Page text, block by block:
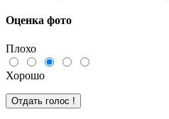
Оценка фото
Плохо
Хорошо